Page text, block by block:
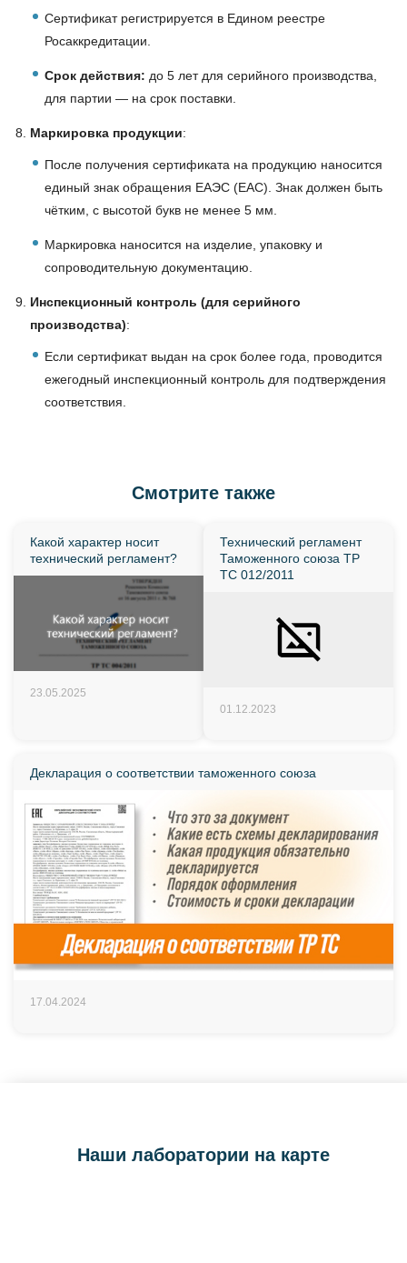
Сертификат регистрируется в Едином реестре
Росаккредитации.
Срок действия: до 5 лет для серийного производства,
для партии — на срок поставки.
Маркировка продукции:
После получения сертификата на продукцию наносится
единый знак обращения ЕАЭС (EAC). Знак должен быть
чётким, с высотой букв не менее 5 мм.
Маркировка наносится на изделие, упаковку и
сопроводительную документацию.
Инспекционный контроль (для серийного
производства):
Если сертификат выдан на срок более года, проводится
ежегодный инспекционный контроль для подтверждения
соответствия.
Смотрите также
Какой характер носит
технический регламент?
23.05.2025
Технический регламент
Таможенного союза ТР
ТС 012/2011
01.12.2023
Декларация о соответствии таможенного союза
17.04.2024
Наши лаборатории на карте